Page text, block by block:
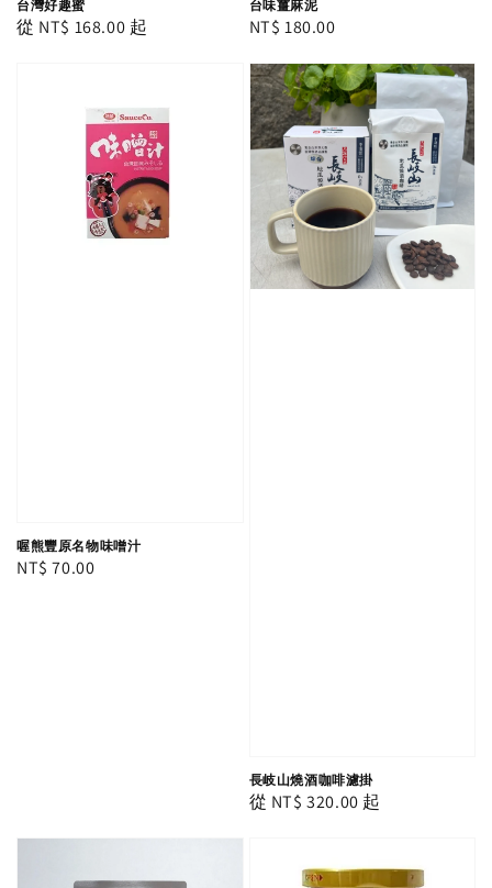
台灣好趣蜜
Regular
從 NT$ 168.00 起
台味薑麻泥
Regular
NT$ 180.00
喔熊豐原名物味噌汁
Regular
NT$ 70.00
長岐山燒酒咖啡濾掛
Regular
從 NT$ 320.00 起